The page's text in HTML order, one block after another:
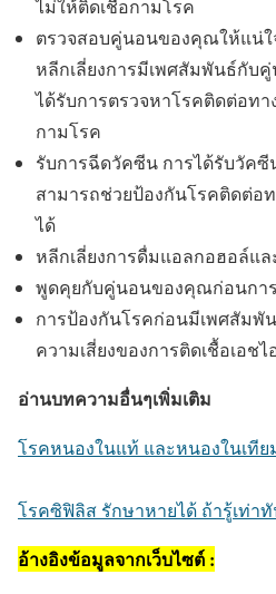
ไม่ให้ติดเชื้อกามโรค
ตรวจสอบคู่นอนของคุณให้แน่ใ
หลีกเลี่ยงการมีเพศสัมพันธ์กับ
ได้รับการตรวจหาโรคติดต่อท
กามโรค
รับการฉีดวัคซีน การได้รับวัค
สามารถช่วยป้องกันโรคติดต่อ
ได้
หลีกเลี่ยงการดื่มแอลกอฮอล์แ
พูดคุยกับคู่นอนของคุณก่อนกา
การป้องกันโรคก่อนมีเพศสัมพัน
ความเสี่ยงของการติดเชื้อเอชไ
อ่านบทความอื่นๆเพิ่มเติม
โรคหนองในแท้ และหนองในเทีย
โรคซิฟิลิส รักษาหายได้ ถ้ารู้เท่า
อ้างอิงข้อมูลจากเว็บไซต์ :